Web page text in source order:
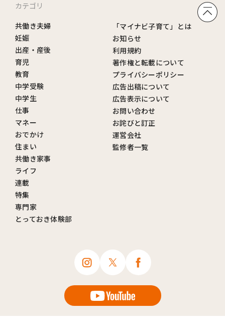
カテゴリ
共働き夫婦
妊娠
出産・産後
育児
教育
中学受験
中学生
仕事
マネー
おでかけ
住まい
共働き家事
ライフ
連載
特集
専門家
とっておき体験部
「マイナビ子育て」とは
お知らせ
利用規約
著作権と転載について
プライバシーポリシー
広告出稿について
広告表示について
お問い合わせ
お詫びと訂正
運営会社
監修者一覧